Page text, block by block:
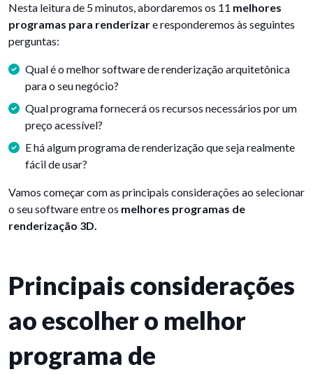
Nesta leitura de 5 minutos, abordaremos os 11 melhores
programas para renderizare responderemos às seguintes
perguntas:
Qual é o melhor software de renderização arquitetônica
para o seu negócio?
Qual programa fornecerá os recursos necessários por um
preço acessível?
E há algum programa de renderização que seja realmente
fácil de usar?
Vamos começar com as principais considerações ao selecionar
o seu software entre os melhores programas de
renderização 3D.
Principais considerações
ao escolher o melhor
programa de